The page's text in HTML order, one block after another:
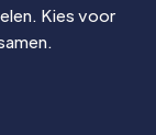
Kies voor